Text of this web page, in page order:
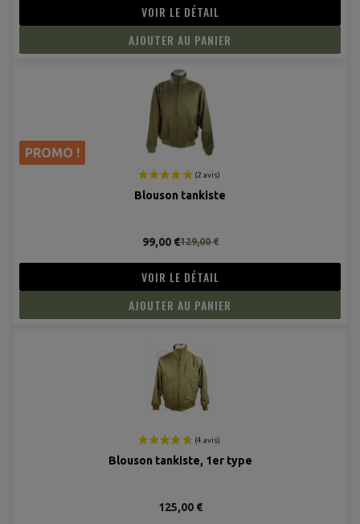
VOIR LE DÉTAIL
AJOUTER AU PANIER
PROMO !
Blouson tankiste
99,00 €129,00 €
VOIR LE DÉTAIL
AJOUTER AU PANIER
Blouson tankiste, 1er type
125,00 €